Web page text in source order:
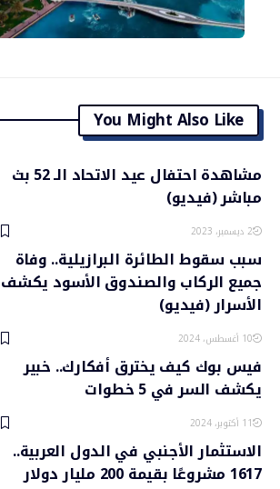
You Might Also Like
مشاهدة احتفال عيد الاتحاد الـ 52 بث
مباشر (فيديو)
2 ديسمبر، 2023
سبب سقوط الطائرة البرازيلية.. وفاة
جميع الركاب والصندوق الأسود يكشف
الأسرار (فيديو)
10 أغسطس، 2024
فيس بوك كيف يخترق أفكارك.. خبير
يكشف السر في 5 خطوات
11 أكتوبر، 2024
الاستثمار الأجنبي في الدول العربية..
1617 مشروعًا بقيمة 200 مليار دولار